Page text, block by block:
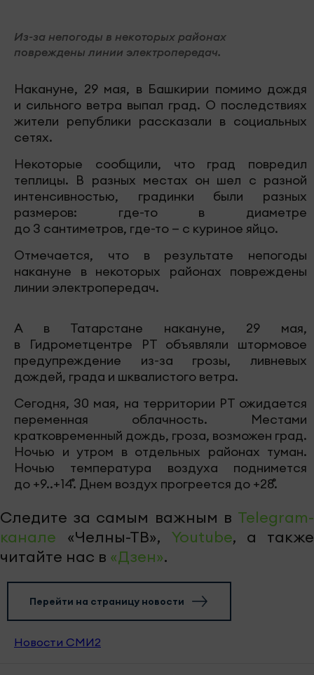
Из-за непогоды в некоторых районах
повреждены линии электропередач.
Накануне, 29 мая, в Башкирии помимо дождя
и сильного ветра выпал град. О последствиях
жители републики рассказали в социальных
сетях.
Некоторые сообщили, что град повредил
теплицы. В разных местах он шел с разной
интенсивностью, градинки были разных
размеров: где-то в диаметре
до 3 сантиметров, где-то — с куриное яйцо.
Отмечается, что в результате непогоды
накануне в некоторых районах повреждены
линии электропередач.
А в Татарстане накануне, 29 мая,
в Гидрометцентре РТ объявляли штормовое
предупреждение из-за грозы, ливневых
дождей, града и шквалистого ветра.
Сегодня, 30 мая, на территории РТ ожидается
переменная облачность. Местами
кратковременный дождь, гроза, возможен град.
Ночью и утром в отдельных районах туман.
Ночью температура воздуха поднимется
до +9..+14˚. Днем воздух прогреется до +28˚.
Следите за самым важным в Telegram-
канале «Челны-ТВ», Youtube, а также
читайте нас в «Дзен».
Перейти на страницу новости
Новости СМИ2